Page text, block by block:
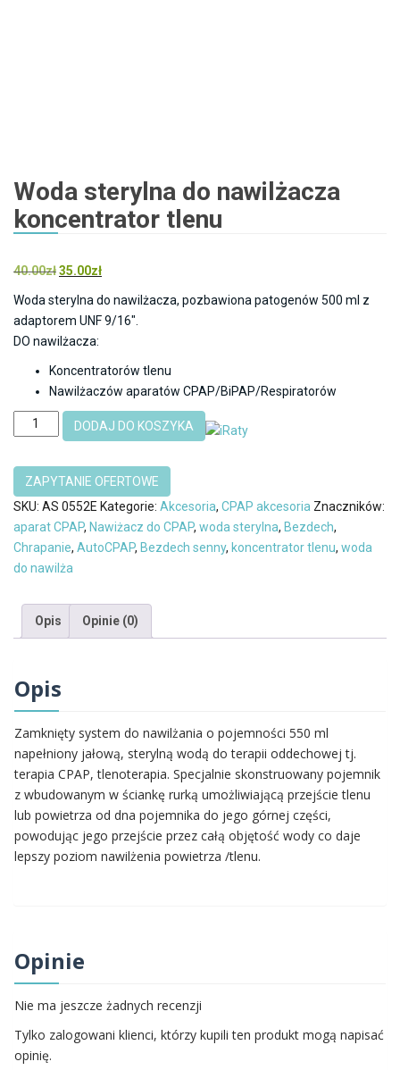
Woda sterylna do nawilżacza
koncentrator tlenu
40.00złPierwotna
wynosiła:
35.00złAktualna
Woda sterylna do nawilżacza, pozbawiona patogenów 500 ml z
adaptorem UNF 9/16″.
DO nawilżacza:
Koncentratorów tlenu
Nawilżaczów aparatów CPAP/BiPAP/Respiratorów
ilość
Woda
do
nawilżacza
koncentrator
tlenu
DODAJ DO KOSZYKA
SKU: AS 0552E Kategorie: Akcesoria, CPAP akcesoria Znaczników:
aparat CPAP, Nawiżacz do CPAP, woda sterylna, Bezdech,
Chrapanie, AutoCPAP, Bezdech senny, koncentrator tlenu, woda
do nawilża
Opis Opinie (0)
Opis
Zamknięty system do nawilżania o pojemności 550 ml
napełniony jałową, sterylną wodą do terapii oddechowej tj.
terapia CPAP, tlenoterapia. Specjalnie skonstruowany pojemnik
z wbudowanym w ściankę rurką umożliwiającą przejście tlenu
lub powietrza od dna pojemnika do jego górnej części,
powodując jego przejście przez całą objętość wody co daje
lepszy poziom nawilżenia powietrza /tlenu.
Opinie
Nie ma jeszcze żadnych recenzji
Tylko zalogowani klienci, którzy kupili ten produkt mogą napisać
opinię.